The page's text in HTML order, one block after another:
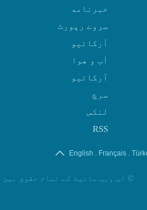
سروے رپورٹ
آرکائیو
آب و هوا
سرچ
لنکس
RSS
.
Français
.
English
© اس ویب سائیٹ کے تمام حقوق